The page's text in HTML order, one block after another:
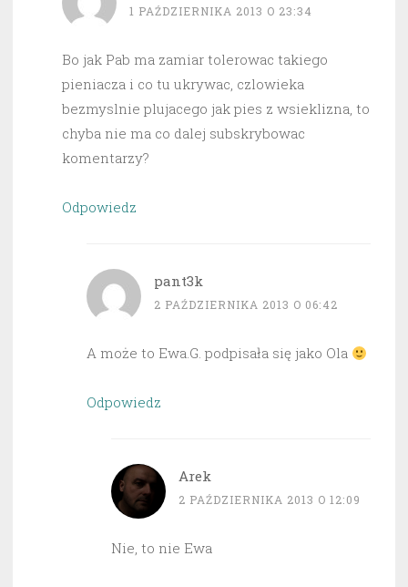
1 PAŹDZIERNIKA 2013 O 23:34
Bo jak Pab ma zamiar tolerowac takiego
pieniacza i co tu ukrywac, czlowieka
bezmyslnie plujacego jak pies z wsieklizna, to
chyba nie ma co dalej subskrybowac
komentarzy?
Odpowiedz
pant3k
2 PAŹDZIERNIKA 2013 O 06:42
A może to Ewa.G. podpisała się jako Ola
Odpowiedz
Arek
2 PAŹDZIERNIKA 2013 O 12:09
Nie, to nie Ewa